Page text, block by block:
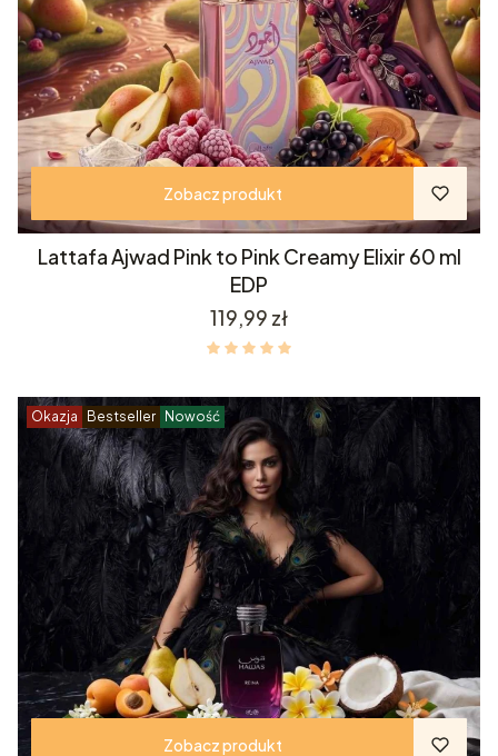
Zobacz produkt
Lattafa Ajwad Pink to Pink Creamy Elixir 60 ml
EDP
Cena
119,99 zł
Okazja Bestseller Nowość
Zobacz produkt